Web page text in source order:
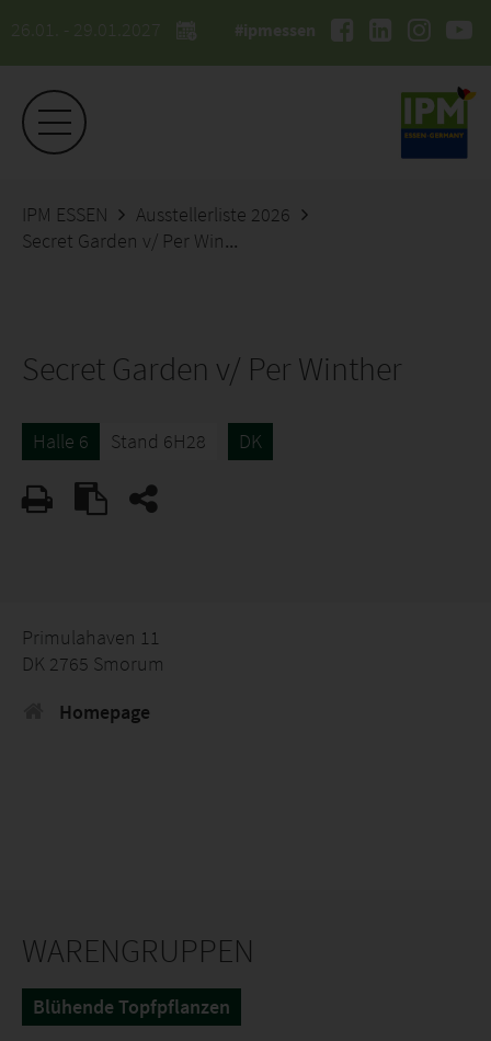
26.01. - 29.01.2027 #ipmessen
IPM ESSEN
Ausstellerliste 2026
Secret Garden v/ Per Winther
Secret Garden v/ Per Winther
Halle 6 Stand 6H28 DK
Primulahaven 11
DK 2765 Smorum
Homepage
WARENGRUPPEN
Blühende Topfpflanzen